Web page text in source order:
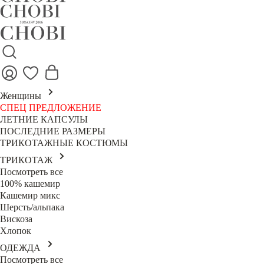
Женщины
СПЕЦ ПРЕДЛОЖЕНИЕ
ЛЕТНИЕ КАПСУЛЫ
ПОСЛЕДНИЕ РАЗМЕРЫ
ТРИКОТАЖНЫЕ КОСТЮМЫ
ТРИКОТАЖ
Посмотреть все
100% кашемир
Кашемир микс
Шерсть/альпака
Вискоза
Хлопок
ОДЕЖДА
Посмотреть все